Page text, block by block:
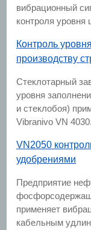
вибрационный
контроля уровня
Контроль
производству
Стеклотарный
уровня
и стеклобоя)
Vibranivo VN 4030.
VN2050
удобрениями
Предприятие
применяет
кабельным